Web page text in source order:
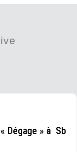
Dégage » à Sb